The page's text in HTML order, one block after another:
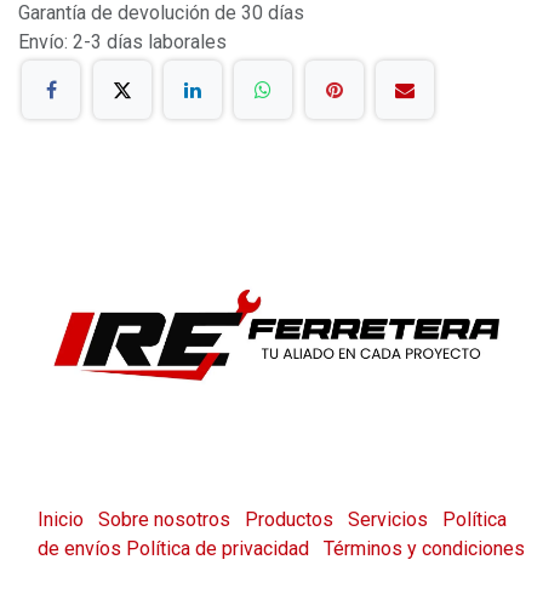
Garantía de devolución de 30 días
Envío: 2-3 días laborales
Inicio Sobre nosotros Productos Servicios
Política
de envíos Política de privacidad Términos y condiciones